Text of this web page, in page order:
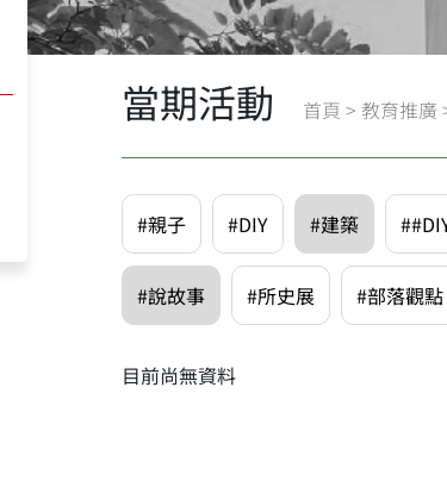
當期活動 首頁 > 教育推廣
#親子 #DIY #建築
#說故事 #所史展 #部落觀點
目前尚無資料